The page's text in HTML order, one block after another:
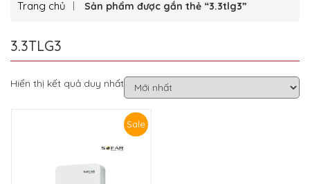
Trang chủ Sản phẩm được gắn thẻ “3.3tlg3”
3.3TLG3
Hiển thị kết quả duy nhất
Sale